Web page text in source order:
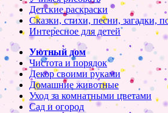
Детские раскраски
Сказки, стихи, песни, загадки,
Интересное для детей
Уютный дом
Чистота и порядок
Декор своими руками
Домашние животные
Уход за комнатными цветами
Сад и огород